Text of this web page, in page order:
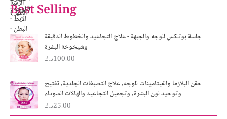
Best Selling
جلسة بوتـكس للوجه والجبهة - علاج التجاعيد والخطوط الدقيقة
وشيخوخة البشرة
100.00د.ك
حقن البلازما والفيتامينات للوجه, علاج التصبغات الجلدية, تفتيح
وتوحيد لون البشرة, وتجميل التجاعيد والهالات السوداء
25.00د.ك